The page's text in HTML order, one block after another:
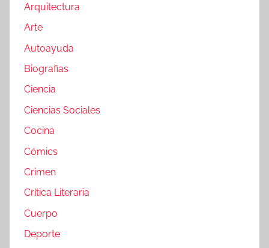
Arquitectura
Arte
Autoayuda
Biografias
Ciencia
Ciencias Sociales
Cocina
Cómics
Crimen
Crítica Literaria
Cuerpo
Deporte